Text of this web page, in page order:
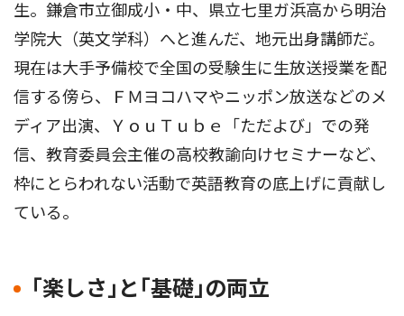
生。鎌倉市立御成小・中、県立七里ガ浜高から明治
学院大（英文学科）へと進んだ、地元出身講師だ。
現在は大手予備校で全国の受験生に生放送授業を配
信する傍ら、ＦＭヨコハマやニッポン放送などのメ
ディア出演、ＹｏｕＴｕｂｅ「ただよび」での発
信、教育委員会主催の高校教諭向けセミナーなど、
枠にとらわれない活動で英語教育の底上げに貢献し
ている。
｢楽しさ｣と｢基礎｣の両立